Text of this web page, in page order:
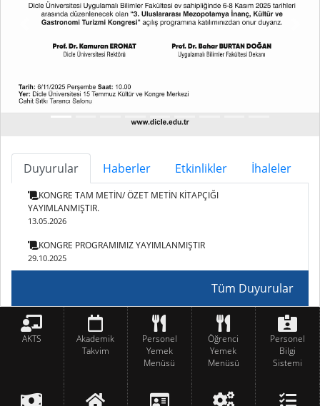
Duyurular Haberler Etkinlikler İhaleler
KONGRE TAM METİN/ ÖZET METİN KİTAPÇIĞI
YAYIMLANMIŞTIR.
13.05.2026
KONGRE PROGRAMIMIZ YAYIMLANMIŞTIR
29.10.2025
Tüm Duyurular
AKTS
Akademik
Takvim
Personel
Yemek
Menüsü
Öğrenci
Yemek
Menüsü
Personel
Bilgi
Sistemi